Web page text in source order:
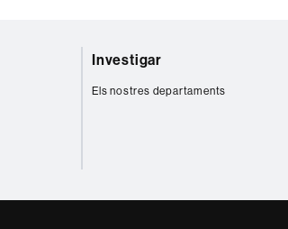
Investigar
Els nostres departaments